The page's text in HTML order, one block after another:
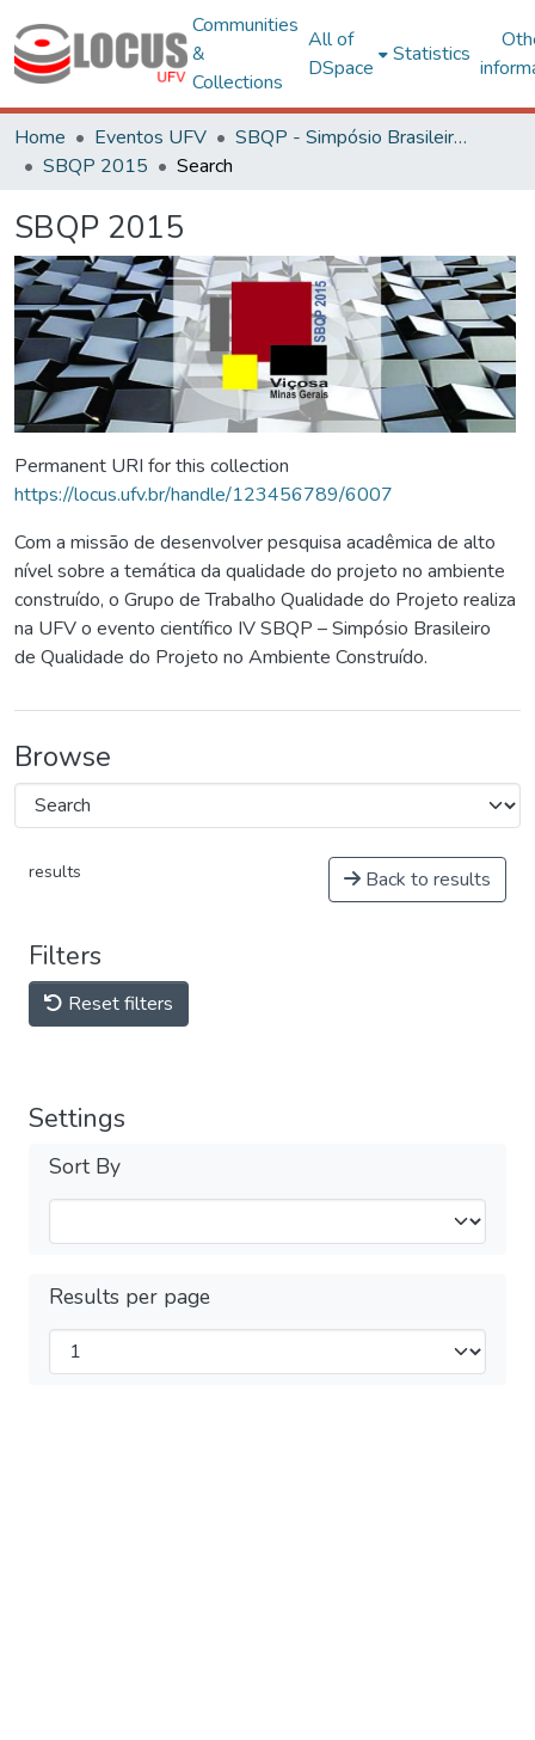
Communities
&
Collections
All of
DSpace
Statistics
Home Eventos UFV
SBQP - Simpósio Brasileiro de Qualidade do Projeto no Ambiente Construído
SBQP 2015
Search
SBQP 2015
Permanent URI for this collection
https://locus.ufv.br/handle/123456789/6007
Com a missão de desenvolver pesquisa acadêmica de alto
nível sobre a temática da qualidade do projeto no ambiente
construído, o Grupo de Trabalho Qualidade do Projeto realiza
na UFV o evento científico IV SBQP – Simpósio Brasileiro
de Qualidade do Projeto no Ambiente Construído.
Browse
results Back to results
Filters
Reset filters
Settings
Sort By
Results per page